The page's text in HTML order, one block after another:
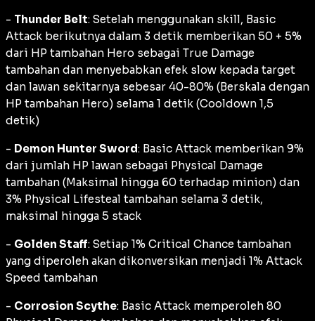
- Thunder Belt: Setelah menggunakan skill, Basic
Attack berikutnya dalam 3 detik memberikan 50 + 5%
dari HP tambahan Hero sebagai True Damage
tambahan dan menyebabkan efek slow kepada target
dan lawan sekitarnya sebesar 40-80% (Berskala dengan
HP tambahan Hero) selama 1 detik (Cooldown 1,5
detik)
- Demon Hunter Sword: Basic Attack memberikan 9%
dari jumlah HP lawan sebagai Physical Damage
tambahan (Maksimal hingga 60 terhadap minion) dan
3% Physical Lifesteal tambahan selama 3 detik,
maksimal hingga 5 stack
- Golden Staff: Setiap 1% Critical Chance tambahan
yang diperoleh akan dikonversikan menjadi 1% Attack
Speed tambahan
- Corrosion Scythe: Basic Attack memperoleh 80